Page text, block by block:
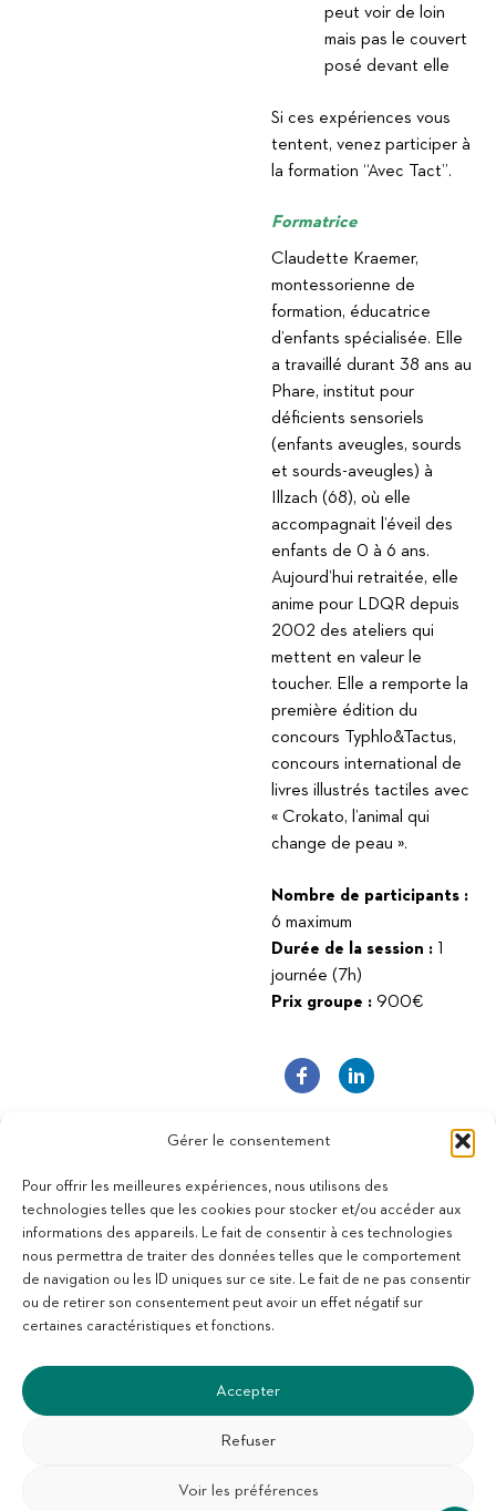
Gérer le consentement
Pour offrir les meilleures expériences, nous utilisons des
technologies telles que les cookies pour stocker et/ou accéder aux
informations des appareils. Le fait de consentir à ces technologies
nous permettra de traiter des données telles que le comportement
de navigation ou les ID uniques sur ce site. Le fait de ne pas consentir
ou de retirer son consentement peut avoir un effet négatif sur
certaines caractéristiques et fonctions.
Accepter
Refuser
Voir les préférences
peut voir de loin
mais pas le couvert
posé devant elle
Si ces expériences vous
tentent, venez participer à
la formation “Avec Tact”.
Formatrice
Claudette Kraemer,
montessorienne de
formation, éducatrice
d’enfants spécialisée. Elle
a travaillé durant 38 ans au
Phare, institut pour
déficients sensoriels
(enfants aveugles, sourds
et sourds-aveugles) à
Illzach (68), où elle
accompagnait l’éveil des
enfants de 0 à 6 ans.
Aujourd’hui retraitée, elle
anime pour LDQR depuis
2002 des ateliers qui
mettent en valeur le
toucher. Elle a remporte la
première édition du
concours Typhlo&Tactus,
concours international de
livres illustrés tactiles avec
« Crokato, l’animal qui
change de peau ».
Nombre de participants :
6 maximum
Durée de la session :1
journée (7h)
Prix groupe :900€
11 bis Rue des Novalles
21240 Talant - France
+33 (0)3 80 59 22 88
Membre de la Fédération des Aveugles de France
Membre du collectif Les Éditeurs Atypiques
SUIVEZ-NOUS :